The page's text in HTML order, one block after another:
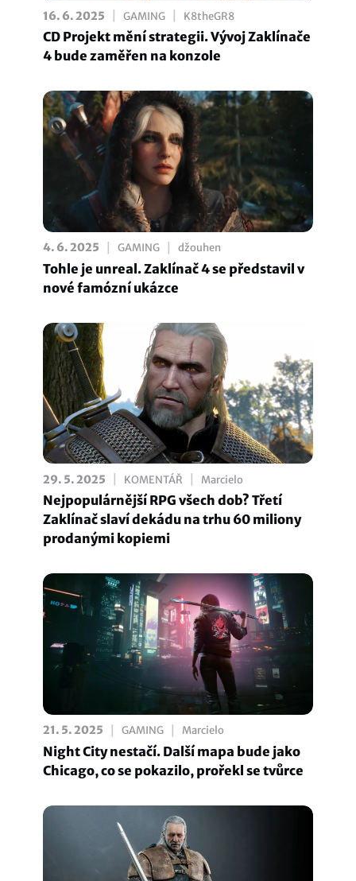
16. 6. 2025 GAMING K8theGR8
CD Projekt mění strategii. Vývoj Zaklínače
4 bude zaměřen na konzole
4. 6. 2025 GAMING džouhen
Tohle je unreal. Zaklínač 4 se představil v
nové famózní ukázce
29. 5. 2025 KOMENTÁŘ Marcielo
Nejpopulárnější RPG všech dob? Třetí
Zaklínač slaví dekádu na trhu 60 miliony
prodanými kopiemi
21. 5. 2025 GAMING Marcielo
Night City nestačí. Další mapa bude jako
Chicago, co se pokazilo, prořekl se tvůrce